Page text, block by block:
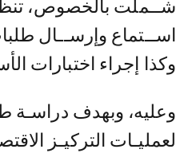
شــملت بالخصوص،
اســتماع وإرســال
وكذا إجراء اختبارات
وعليه، وبهدف دراسـة
لعمليـات التركيـز